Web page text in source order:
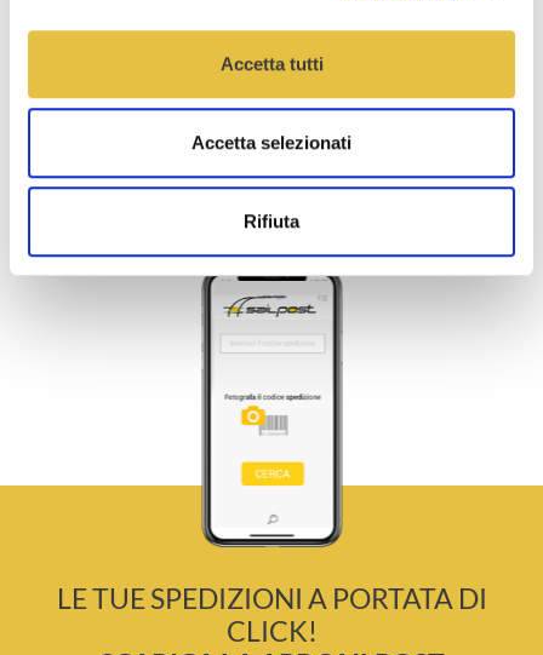
Accetta tutti
Accetta selezionati
Rifiuta
LE TUE SPEDIZIONI A PORTATA DI
CLICK!